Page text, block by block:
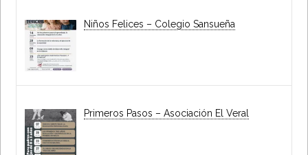
Niños Felices – Colegio Sansueña
Primeros Pasos – Asociación El Veral